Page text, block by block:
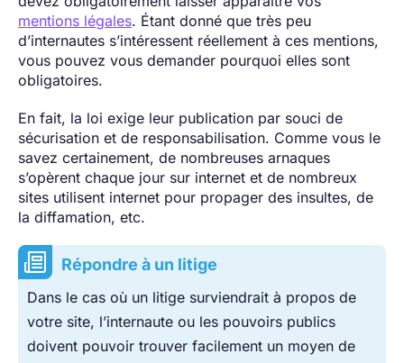
mentions légales. Étant donné que très peu
d’internautes s’intéressent réellement à ces mentions,
vous pouvez vous demander pourquoi elles sont
obligatoires.
En fait, la loi exige leur publication par souci de
sécurisation et de responsabilisation. Comme vous le
savez certainement, de nombreuses arnaques
s’opèrent chaque jour sur internet et de nombreux
sites utilisent internet pour propager des insultes, de
la diffamation, etc.
Répondre à un litige
Dans le cas où un litige surviendrait à propos de
votre site, l’internaute ou les pouvoirs publics
doivent pouvoir trouver facilement un moyen de